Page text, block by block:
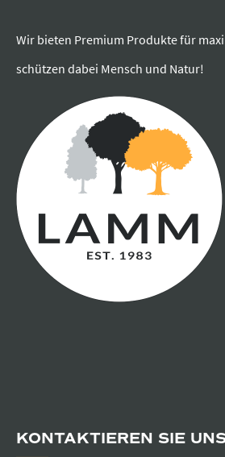
Wir bieten Premium Produkte für
schützen dabei Mensch und Natur!
KONTAKTIEREN SIE